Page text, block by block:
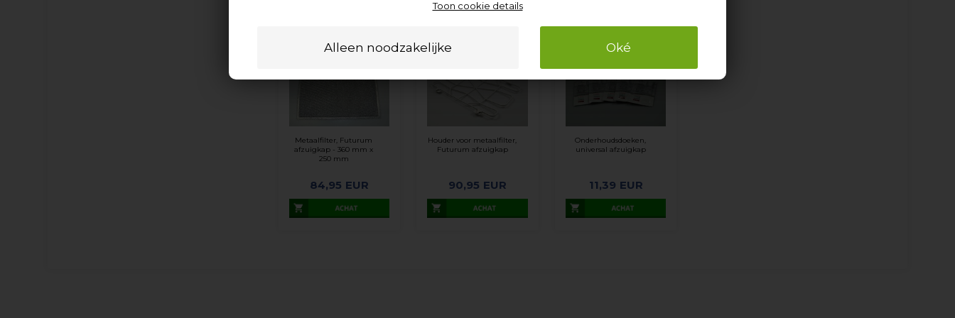
Toon cookie details
Metaalfilter, Futurum
afzuigkap - 360 mm x
250 mm
84,95 EUR
Houder voor metaalfilter,
Futurum afzuigkap
90,95 EUR
Onderhoudsdoeken,
universal afzuigkap
11,39 EUR